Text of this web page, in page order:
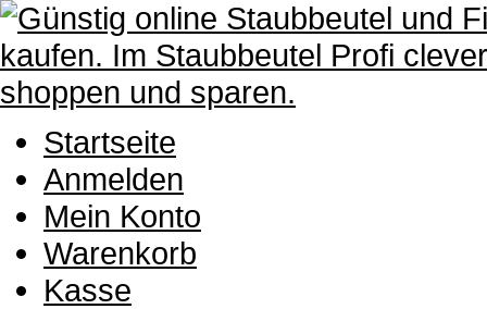
Startseite
Anmelden
Mein Konto
Warenkorb
Kasse